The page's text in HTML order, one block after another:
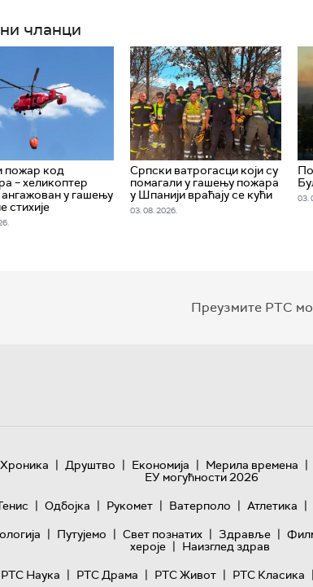
чланци
пожар код
– хеликоптер
у гашењу
стихије
Српски ватрогасци који су
помагали у гашењу пожара
у Шпанији враћају се кући
03. 08. 2026.
03.
Преузмите РТС
Хроника | Друштво | Економија | Мерила времена |
ЕУ могућности 2026
| Одбојка | Рукомет | Ватерполо | Атлетика |
| Путујемо | Свет познатих | Здравље |
хероје | Наизглед здрав
РТС Наука | РТС Драма | РТС Живот | РТС Класика |